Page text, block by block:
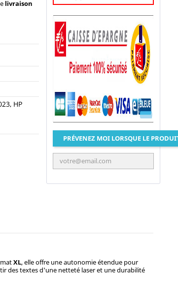
livraison
HP
PRÉVENEZ MOI LORSQUE LE
XL, elle offre une autonomie étendue pour
des textes d'une netteté laser et une durabilité